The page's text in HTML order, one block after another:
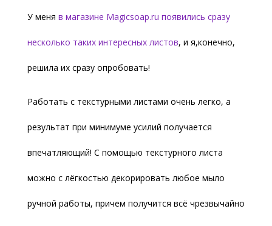
У меня в магазине Magicsoap.ru появились сразу
несколько таких интересных листов, и я,конечно,
решила их сразу опробовать!
Работать с текстурными листами очень легко, а
результат при минимуме усилий получается
впечатляющий! С помощью текстурного листа
можно с лёгкостью декорировать любое мыло
ручной работы, причем получится всё чрезвычайно